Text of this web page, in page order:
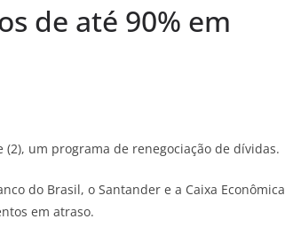
de até 90% em
um programa de renegociação de dívidas.
do Brasil, o Santander e a Caixa Econômica
em atraso.